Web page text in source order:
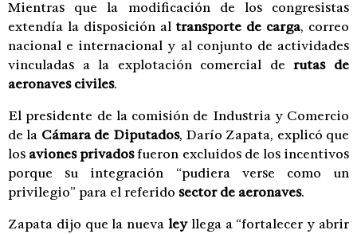
Mientras que la modificación de los congresistas
extendía la disposición al transporte de carga, correo
nacional e internacional y al conjunto de actividades
vinculadas a la explotación comercial derutas de
aeronaves civiles.
El presidente de la comisión de Industria y Comercio
de la Cámara de Diputados, Darío Zapata, explicó que
los aviones privadosfueron excluidos de los incentivos
porque su integración “pudiera verse como un
privilegio” para el referido sector de aeronaves.
Zapata dijo que la nueva leyllega a “fortalecer y abrir